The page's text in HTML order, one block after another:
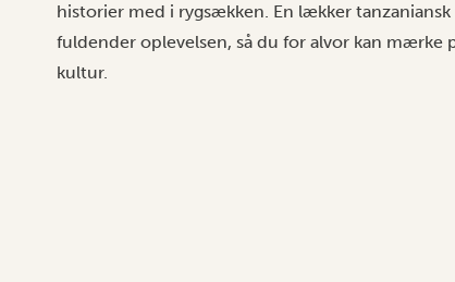
historier med i rygsækken. En lækker
fuldender oplevelsen, så du for alvor kan
kultur.